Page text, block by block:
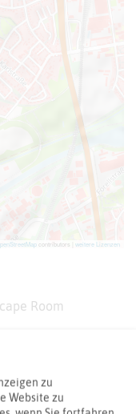
contributors | weitere Lizenzen
Room
zu
Website zu